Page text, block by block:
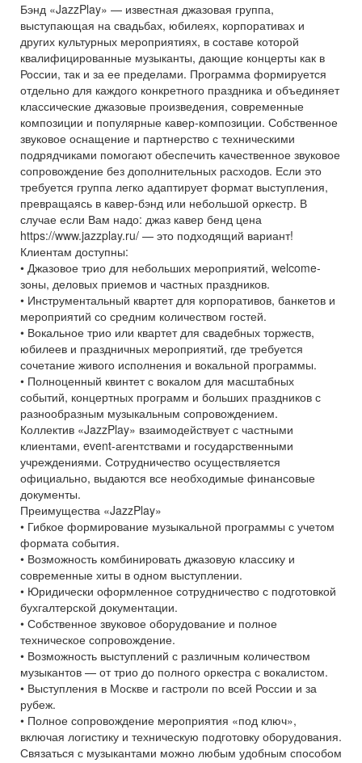
Бэнд «JazzPlay» — известная джазовая группа,
выступающая на свадьбах, юбилеях, корпоративах и
других культурных мероприятиях, в составе которой
квалифицированные музыканты, дающие концерты как в
России, так и за ее пределами. Программа формируется
отдельно для каждого конкретного праздника и объединяет
классические джазовые произведения, современные
композиции и популярные кавер-композиции. Собственное
звуковое оснащение и партнерство с техническими
подрядчиками помогают обеспечить качественное звуковое
сопровождение без дополнительных расходов. Если это
требуется группа легко адаптирует формат выступления,
превращаясь в кавер-бэнд или небольшой оркестр. В
случае если Вам надо: джаз кавер бенд цена
https://www.jazzplay.ru/ — это подходящий вариант!
Клиентам доступны:
• Джазовое трио для небольших мероприятий, welcome-
зоны, деловых приемов и частных праздников.
• Инструментальный квартет для корпоративов, банкетов и
мероприятий со средним количеством гостей.
• Вокальное трио или квартет для свадебных торжеств,
юбилеев и праздничных мероприятий, где требуется
сочетание живого исполнения и вокальной программы.
• Полноценный квинтет с вокалом для масштабных
событий, концертных программ и больших праздников с
разнообразным музыкальным сопровождением.
Коллектив «JazzPlay» взаимодействует с частными
клиентами, event-агентствами и государственными
учреждениями. Сотрудничество осуществляется
официально, выдаются все необходимые финансовые
документы.
Преимущества «JazzPlay»
• Гибкое формирование музыкальной программы с учетом
формата события.
• Возможность комбинировать джазовую классику и
современные хиты в одном выступлении.
• Юридически оформленное сотрудничество с подготовкой
бухгалтерской документации.
• Собственное звуковое оборудование и полное
техническое сопровождение.
• Возможность выступлений с различным количеством
музыкантов — от трио до полного оркестра с вокалистом.
• Выступления в Москве и гастроли по всей России и за
рубеж.
• Полное сопровождение мероприятия «под ключ»,
включая логистику и техническую подготовку оборудования.
Связаться с музыкантами можно любым удобным способом